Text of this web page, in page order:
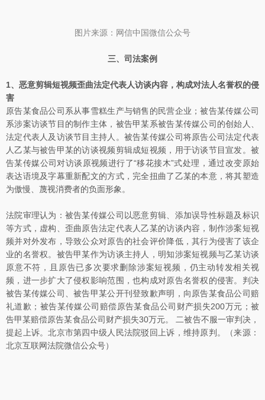
图片来源：网信中国微信公众号
三、司法案例
1、恶意剪辑短视频歪曲法定代表人访谈内容，构成对法人名誉权的侵
害
原告某食品公司系从事雪糕生产与销售的民营企业；被告某传媒公司
系涉案访谈节目的制作主体，被告甲某系被告某传媒公司的创始人、
法定代表人及访谈节目主持人。被告某传媒公司将原告公司法定代表
人乙某与被告甲某的访谈视频剪辑成短视频，用于访谈节目宣发。被
告某传媒公司对访谈原视频进行了“移花接木”式处理，通过改变原始
表达语境及字幕重新配文的方式，完全扭曲了乙某的本意，将其塑造
为傲慢、蔑视消费者的负面形象。
法院审理认为：被告某传媒公司以恶意剪辑、添加误导性标题及标识
等方式，虚构、歪曲原告法定代表人乙某的访谈内容，制作涉案短视
频并对外发布，导致公众对原告的社会评价降低，其行为侵害了该企
业的名誉权。被告甲某作为访谈主持人，明知涉案短视频与乙某访谈
原意不符，且原告已多次要求删除涉案短视频，仍主动转发相关视
频，进一步扩大了侵权影响范围，也构成对原告名誉权的侵害。判决
被告某传媒公司、被告甲某公开刊登致歉声明，向原告某食品公司赔
礼道歉；被告某传媒公司赔偿原告某食品公司财产损失200万元；被
告甲某赔偿原告某食品公司财产损失30万元。 二被告不服一审判决，
提起上诉。北京市第四中级人民法院驳回上诉，维持原判。（来源：
北京互联网法院微信公众号）